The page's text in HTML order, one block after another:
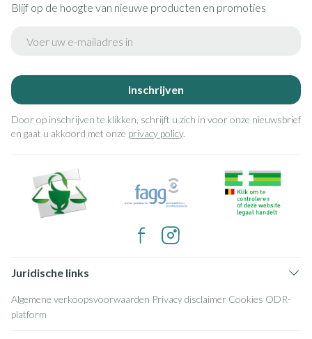
Blijf op de hoogte van nieuwe producten en promoties
Inschrijven
Door op inschrijven te klikken, schrijft u zich in voor onze nieuwsbrief
en gaat u akkoord met onze privacy policy.
Juridische links
Algemene verkoopsvoorwaarden Privacy disclaimer Cookies ODR-
platform